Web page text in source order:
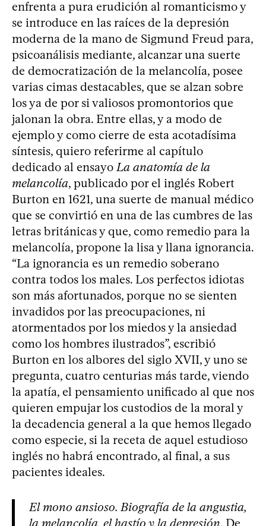
enfrenta a pura erudición al romanticismo y
se introduce en las raíces de la depresión
moderna de la mano de Sigmund Freud para,
psicoanálisis mediante, alcanzar una suerte
de democratización de la melancolía, posee
varias cimas destacables, que se alzan sobre
los ya de por si valiosos promontorios que
jalonan la obra. Entre ellas, y a modo de
ejemplo y como cierre de esta acotadísima
síntesis, quiero referirme al capítulo
dedicado al ensayo La anatomía de la
melancolía, publicado por el inglés Robert
Burton en 1621, una suerte de manual médico
que se convirtió en una de las cumbres de las
letras británicas y que, como remedio para la
melancolía, propone la lisa y llana ignorancia.
“La ignorancia es un remedio soberano
contra todos los males. Los perfectos idiotas
son más afortunados, porque no se sienten
invadidos por las preocupaciones, ni
atormentados por los miedos y la ansiedad
como los hombres ilustrados”, escribió
Burton en los albores del siglo XVII, y uno se
pregunta, cuatro centurias más tarde, viendo
la apatía, el pensamiento unificado al que nos
quieren empujar los custodios de la moral y
la decadencia general a la que hemos llegado
como especie, si la receta de aquel estudioso
inglés no habrá encontrado, al final, a sus
pacientes ideales.
El mono ansioso. Biografía de la angustia,
la melancolía, el hastío y la depresión. De